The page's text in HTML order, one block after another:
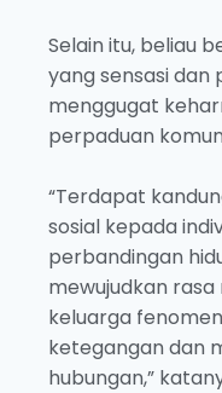
Selain itu, beliau
yang sensasi
menggugat
perpaduan
“Terdapat
sosial kepada
perbandingan
mewujudkan
keluarga
ketegangan dan
hubungan,”